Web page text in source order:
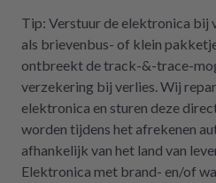
Tip: Verstuur de elektronica bij
als brievenbus- of klein
ontbreekt de track-&-trace-
verzekering bij verlies. Wij
elektronica en sturen deze
worden tijdens het afrekenen
afhankelijk van het land van
Elektronica met brand- en/of